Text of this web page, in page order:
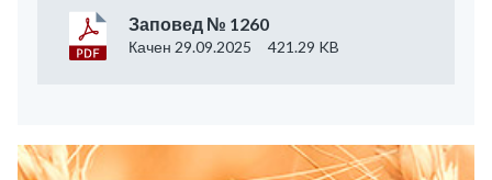
Заповед № 1260
Качен 29.09.2025 421.29 KB